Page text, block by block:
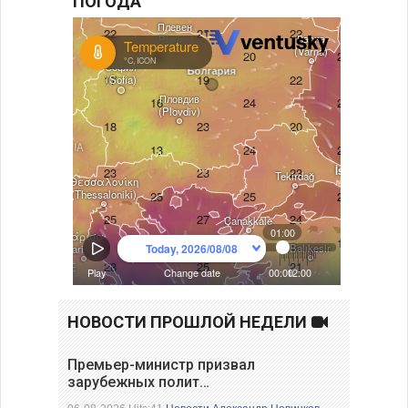
НОВОСТИ ПРОШЛОЙ НЕДЕЛИ
Премьер-министр призвал
зарубежных полит…